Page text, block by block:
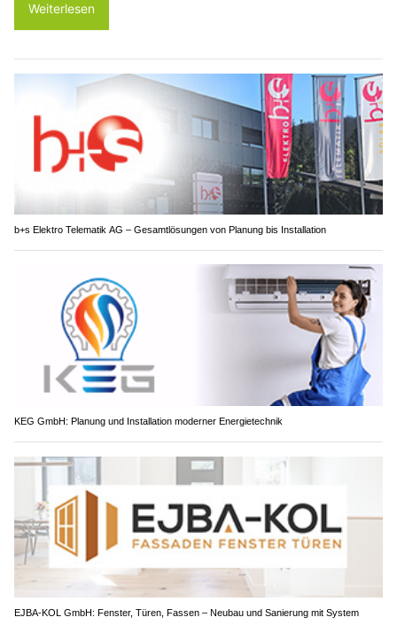
Weiterlesen
b+s Elektro Telematik AG – Gesamtlösungen von Planung bis Installation
KEG GmbH: Planung und Installation moderner Energietechnik
EJBA-KOL GmbH: Fenster, Türen, Fassen – Neubau und Sanierung mit System